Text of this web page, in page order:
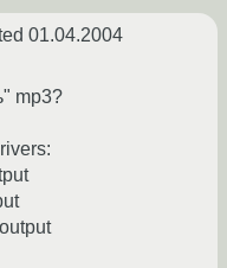
01.04.2004
mp3?